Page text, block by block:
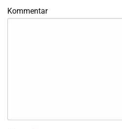
Kommentar